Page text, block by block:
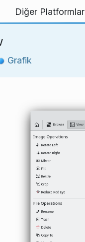
Diğer Platformlar
Grafik